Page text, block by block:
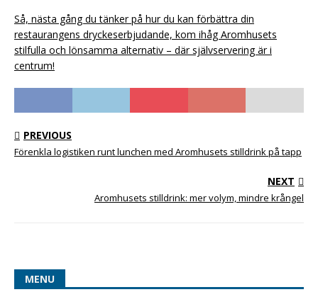
Så, nästa gång du tänker på hur du kan förbättra din
restaurangens dryckeserbjudande, kom ihåg Aromhusets
stilfulla och lönsamma alternativ – där självservering är i
centrum!
PREVIOUS
Förenkla logistiken runt lunchen med Aromhusets stilldrink på tapp
NEXT
Aromhusets stilldrink: mer volym, mindre krångel
MENU